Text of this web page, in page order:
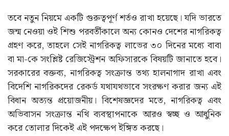
তবে নতুন নিয়মে একটি গুরুত্বপূর্ণ শর্তও রাখা হয়েছে। যদি ভারতে
জন্ম নেওয়া ওই শিশু পরবর্তীকালে অন্য কোনও দেশের নাগরিকত্ব
গ্রহণ করে, তাহলে সেই নাগরিকত্ব লাভের ৩০ দিনের মধ্যে বাবা
বা মা-কে সংশ্লিষ্ট রেজিস্ট্রেশন অফিসারকে বিষয়টি জানাতে হবে।
সরকারের বক্তব্য, নাগরিকত্ব সংক্রান্ত তথ্য হালনাগাদ রাখা এবং
বিদেশি নাগরিকদের রেকর্ড যথাযথভাবে সংরক্ষণ করার জন্য এই
বিধান অত্যন্ত প্রয়োজনীয়। বিশেষজ্ঞদের মতে, নাগরিকত্ব এবং
অভিবাসন সংক্রান্ত নথি ব্যবস্থাপনাকে আরও স্বচ্ছ ও আধুনিক
করে তোলার দিকেই এই পদক্ষেপ ইঙ্গিত করছে।